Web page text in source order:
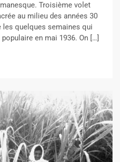
Troisième volet
au milieu des années 30
les quelques semaines qui
en mai 1936. On […]